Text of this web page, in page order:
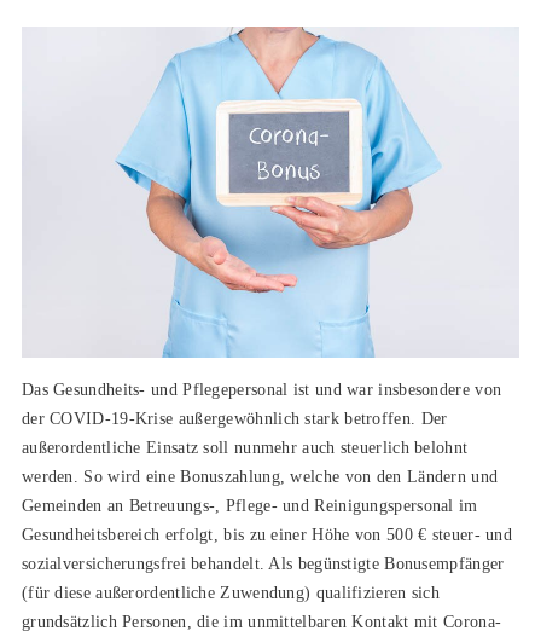
Das Gesundheits- und Pflegepersonal ist und war insbesondere von
der COVID-19-Krise außergewöhnlich stark betroffen. Der
außerordentliche Einsatz soll nunmehr auch steuerlich belohnt
werden. So wird eine Bonuszahlung, welche von den Ländern und
Gemeinden an Betreuungs-, Pflege- und Reinigungspersonal im
Gesundheitsbereich erfolgt, bis zu einer Höhe von 500 € steuer- und
sozialversicherungsfrei behandelt. Als begünstigte Bonusempfänger
(für diese außerordentliche Zuwendung) qualifizieren sich
grundsätzlich Personen, die im unmittelbaren Kontakt mit Corona-